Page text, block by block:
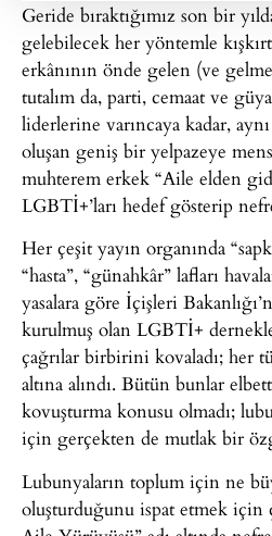
Geride bıraktığımız son bir
gelebilecek her yöntemle
erkânının önde gelen (ve
tutalım da, parti, cemaat ve
liderlerine varıncaya kadar,
oluşan geniş bir yelpazeye
muhterem erkek “Aile elden
LGBTİ+’ları hedef gösterip
Her çeşit yayın organında
“hasta”, “günahkâr” lafları
yasalara göre İçişleri
kurulmuş olan LGBTİ+
çağrılar birbirini kovaladı; her
altına alındı. Bütün bunlar
kovuşturma konusu olmadı;
için gerçekten de mutlak bir
Lubunyaların toplum için ne
oluşturduğunu ispat etmek için